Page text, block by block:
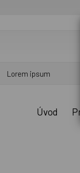
Úvod
Lorem ipsum